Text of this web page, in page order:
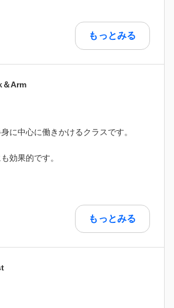
もっとみる
＆Arm
に中心に働きかけるクラスです。
効果的です。
もっとみる